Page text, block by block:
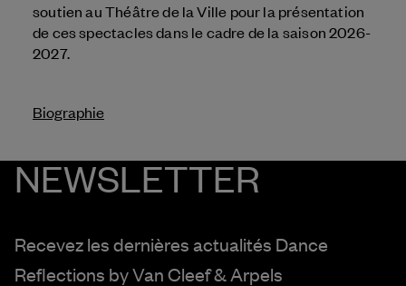
soutien au Théâtre de la Ville pour la présentation
de ces spectacles dans le cadre de la saison 2026-
2027.
Biographie
NEWSLETTER
Recevez les dernières actualités Dance
Reflections byVan Cleef & Arpels